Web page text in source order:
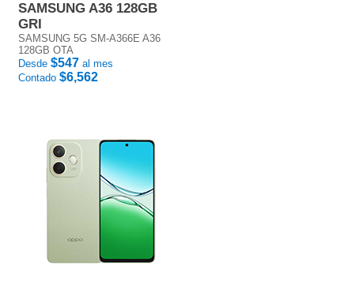
SAMSUNG A36 128GB
GRI
SAMSUNG 5G SM-A366E A36
128GB OTA
Desde $547 al mes
Contado $6,562